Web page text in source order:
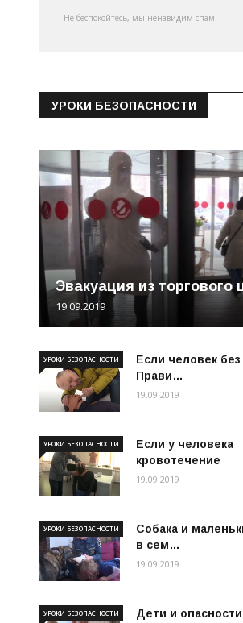
Не беспокойтесь, мы ненавидим спам
УРОКИ БЕЗОПАСНОСТИ
Эвакуация из торгового
19.09.2019
Если человек без
Прави…
УРОКИ БЕЗОПАСНОСТИ
19.09.2019
Если у человека
кровотечение
УРОКИ БЕЗОПАСНОСТИ
19.09.2019
Собака и
в сем…
УРОКИ БЕЗОПАСНОСТИ
19.09.2019
Дети и
УРОКИ БЕЗОПАСНОСТИ